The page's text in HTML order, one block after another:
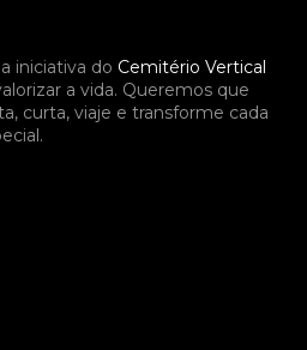
iniciativa do Cemitério Vertical
a vida. Queremos que
curta, viaje e transforme cada